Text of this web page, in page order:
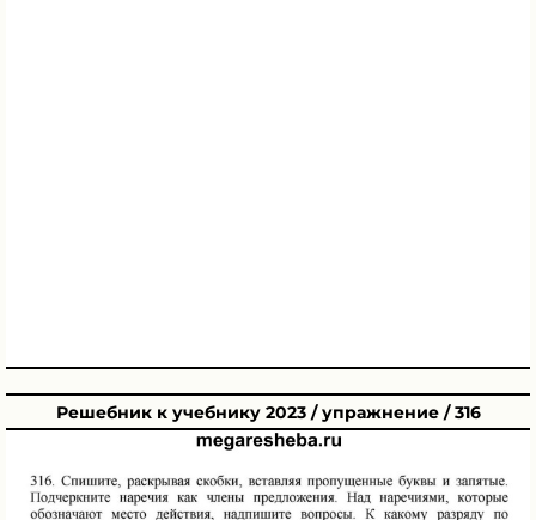
Решебник к учебнику 2023 / упражнение / 316